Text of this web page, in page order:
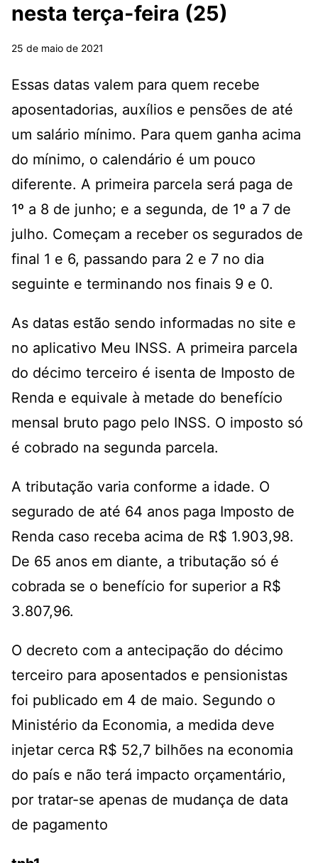
nesta terça-feira (25)
25 de maio de 2021
Essas datas valem para quem recebe
aposentadorias, auxílios e pensões de até
um salário mínimo. Para quem ganha acima
do mínimo, o calendário é um pouco
diferente. A primeira parcela será paga de
1º a 8 de junho; e a segunda, de 1º a 7 de
julho. Começam a receber os segurados de
final 1 e 6, passando para 2 e 7 no dia
seguinte e terminando nos finais 9 e 0.
As datas estão sendo informadas no site e
no aplicativo Meu INSS. A primeira parcela
do décimo terceiro é isenta de Imposto de
Renda e equivale à metade do benefício
mensal bruto pago pelo INSS. O imposto só
é cobrado na segunda parcela.
A tributação varia conforme a idade. O
segurado de até 64 anos paga Imposto de
Renda caso receba acima de R$ 1.903,98.
De 65 anos em diante, a tributação só é
cobrada se o benefício for superior a R$
3.807,96.
O decreto com a antecipação do décimo
terceiro para aposentados e pensionistas
foi publicado em 4 de maio. Segundo o
Ministério da Economia, a medida deve
injetar cerca R$ 52,7 bilhões na economia
do país e não terá impacto orçamentário,
por tratar-se apenas de mudança de data
de pagamento